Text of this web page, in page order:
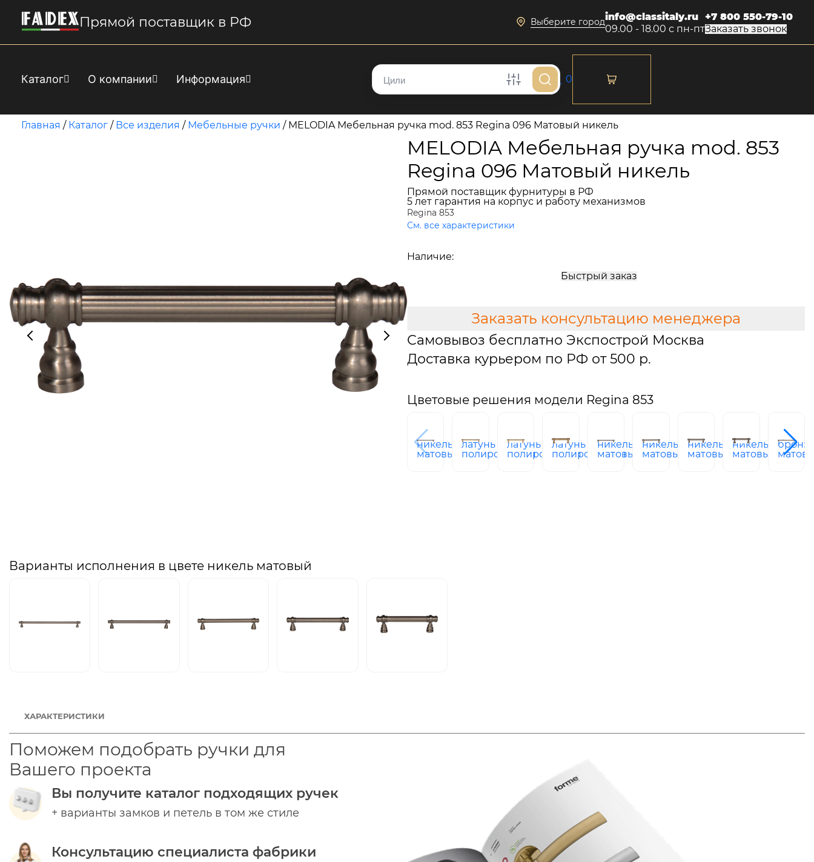
Прямой поставщик в РФ Выберите городinfo@classitaly.ru
09.00 - 18.00 с пн-пт
+7 800 550-79-10
Заказать звонок
Каталог О компании Информация 0
Главная / Каталог / Все изделия / Мебельные ручки / MELODIA Мебельная ручка mod. 853 Regina 096 Матовый никель
MELODIA Мебельная ручка mod. 853
Regina 096 Матовый никель
Прямой поставщик фурнитуры в РФ
5 лет гарантия на корпус и работу механизмов
Regina 853
См. все характеристики
Наличие:
Быстрый заказ
Заказать консультацию менеджера
Самовывоз бесплатно Экспострой Москва
Доставка курьером по РФ от 500 р.
Цветовые решения модели Regina 853
никель
матовый
латунь
полированная
латунь
полированная
латунь
полированная
никель
матовый
никель
матовый
никель
матовый
никель
матовый
бронза
Варианты исполнения в цвете никель матовый
ХАРАКТЕРИСТИКИ
Поможем подобрать ручки для
Вашего проекта
Вы получите каталог подходящих ручек
+ варианты замков и петель в том же стиле
Консультацию специалиста фабрики